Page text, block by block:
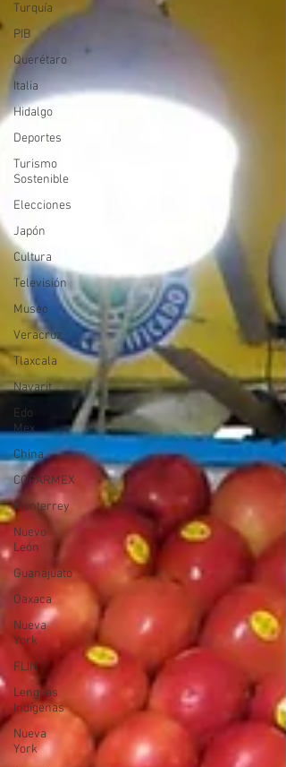
Turquía
PIB
Querétaro
Italia
Hidalgo
Deportes
Turismo
Sostenible
Elecciones
Japón
Cultura
Televisión
Museo
Veracruz
Tlaxcala
Nayarit
Edo
Mex
China
COPARMEX
Monterrey
Nuevo
León
Guanajuato
Oaxaca
Nueva
York
FLIN
Lenguas
Indígenas
Nueva
York